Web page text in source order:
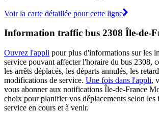
Voir la carte détaillée pour cette ligne
Information traffic bus 2308 Île-de-
Ouvrez l'appli pour plus d'informations sur les
service pouvant affecter l'horaire du bus 2308,
les arrêts déplacés, les départs annulés, les
modifications de service. Une fois dans l'appli,
vous abonner aux notifications Île-de-France
choix pour planifier vos déplacements selon les
service en cours et à venir.